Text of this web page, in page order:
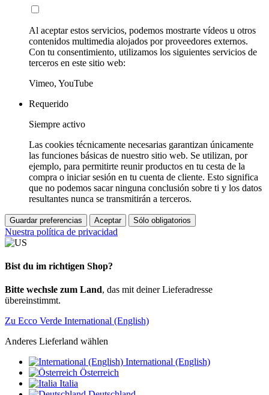
Al aceptar estos servicios, podemos mostrarte vídeos u otros
contenidos multimedia alojados por proveedores externos.
Con tu consentimiento, utilizamos los siguientes servicios de
terceros en este sitio web:
Vimeo, YouTube
Requerido
Siempre activo
Las cookies técnicamente necesarias garantizan únicamente
las funciones básicas de nuestro sitio web. Se utilizan, por
ejemplo, para permitirte reunir productos en tu cesta de la
compra o iniciar sesión en tu cuenta de cliente. Esto significa
que no podemos sacar ninguna conclusión sobre ti y los datos
resultantes nunca se transmitirán a terceros.
Guardar preferencias Aceptar Sólo obligatorios
Nuestra política de privacidad
Bist du im richtigen Shop?
Bitte wechsle zum Land, das mit deiner Lieferadresse
übereinstimmt.
Zu Ecco Verde International (English)
Anderes Lieferland wählen
International (English)
Österreich
Italia